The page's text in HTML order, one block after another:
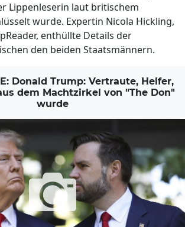
Lippenleserin laut britischem
wurde. Expertin Nicola Hickling,
enthüllte Details der
den beiden Staatsmännern.
Donald Trump: Vertraute, Helfer,
dem Machtzirkel von "The Don"
wurde